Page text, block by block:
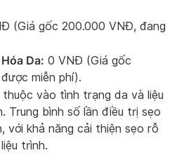
(Giá gốc 200.000 VNĐ, đang
Da: 0 VNĐ (Giá gốc
miễn phí).
thuộc vào tình trạng da và liệu
Trung bình số lần điều trị sẹo
với khả năng cải thiện sẹo rỗ
trình.